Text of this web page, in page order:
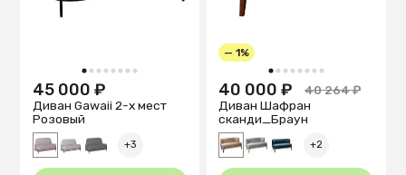
1 2 3 4 5 6 7 8
45 000 ₽
Диван Gawaii 2-х мест
Розовый
+3
1 2 3 4 5 6 7 8
— 1%
40 000 ₽
40 264 ₽
Диван Шафран
cканди_Браун
+2